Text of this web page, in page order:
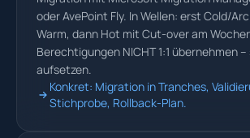
oder AvePoint Fly. In Wellen: erst Cold/
Warm, dann Hot mit Cut-over am
Berechtigungen NICHT 1:1 übernehmen
aufsetzen.
Konkret: Migration in Tranches,
Stichprobe, Rollback-Plan.